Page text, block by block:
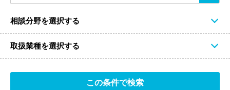
相談分野を選択する
取扱業種を選択する